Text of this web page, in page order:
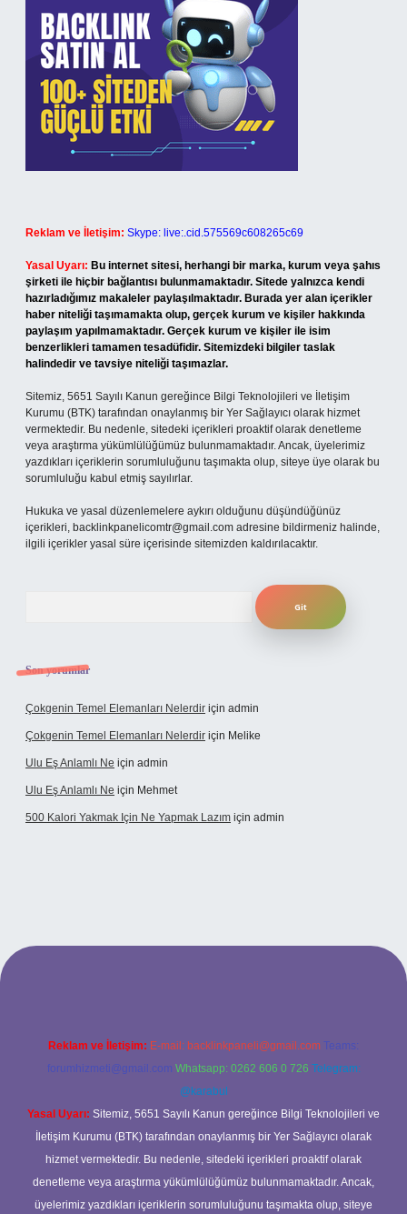
Reklam ve İletişim: Skype: live:.cid.575569c608265c69
Yasal Uyarı: Bu internet sitesi, herhangi bir marka, kurum veya şahıs
şirketi ile hiçbir bağlantısı bulunmamaktadır. Sitede yalnızca kendi
hazırladığımız makaleler paylaşılmaktadır. Burada yer alan içerikler
haber niteliği taşımamakta olup, gerçek kurum ve kişiler hakkında
paylaşım yapılmamaktadır. Gerçek kurum ve kişiler ile isim
benzerlikleri tamamen tesadüfidir. Sitemizdeki bilgiler taslak
halindedir ve tavsiye niteliği taşımazlar.
Sitemiz, 5651 Sayılı Kanun gereğince Bilgi Teknolojileri ve İletişim
Kurumu (BTK) tarafından onaylanmış bir Yer Sağlayıcı olarak hizmet
vermektedir. Bu nedenle, sitedeki içerikleri proaktif olarak denetleme
veya araştırma yükümlülüğümüz bulunmamaktadır. Ancak, üyelerimiz
yazdıkları içeriklerin sorumluluğunu taşımakta olup, siteye üye olarak bu
sorumluluğu kabul etmiş sayılırlar.
Hukuka ve yasal düzenlemelere aykırı olduğunu düşündüğünüz
içerikleri, backlinkpanelicomtr@gmail.com adresine bildirmeniz halinde,
ilgili içerikler yasal süre içerisinde sitemizden kaldırılacaktır.
Son yorumlar
Çokgenin Temel Elemanları Nelerdir için admin
Çokgenin Temel Elemanları Nelerdir için Melike
Ulu Eş Anlamlı Ne için admin
Ulu Eş Anlamlı Ne için Mehmet
500 Kalori Yakmak Için Ne Yapmak Lazım için admin
Reklam ve İletişim: E-mail: backlinkpaneli@gmail.com Teams:
forumhizmeti@gmail.com Whatsapp: 0262 606 0 726 Telegram:
@karabul
Yasal Uyarı: Sitemiz, 5651 Sayılı Kanun gereğince Bilgi Teknolojileri ve
İletişim Kurumu (BTK) tarafından onaylanmış bir Yer Sağlayıcı olarak
hizmet vermektedir. Bu nedenle, sitedeki içerikleri proaktif olarak
denetleme veya araştırma yükümlülüğümüz bulunmamaktadır. Ancak,
üyelerimiz yazdıkları içeriklerin sorumluluğunu taşımakta olup, siteye